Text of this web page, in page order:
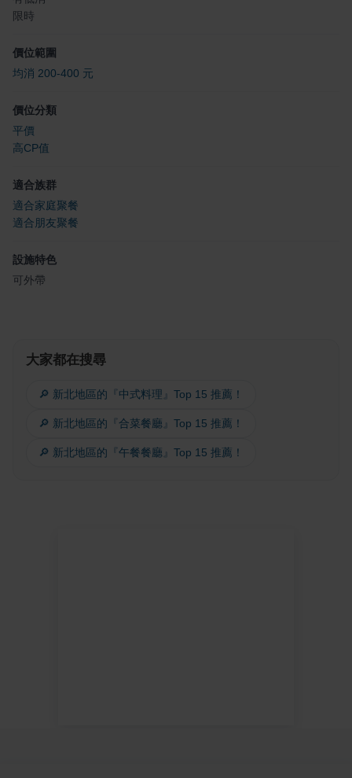
限時
價位範圍
均消 200-400 元
價位分類
平價
高CP值
適合族群
適合家庭聚餐
適合朋友聚餐
設施特色
可外帶
大家都在搜尋
🔎 新北地區的『中式料理』Top 15 推薦！
🔎 新北地區的『合菜餐廳』Top 15 推薦！
🔎 新北地區的『午餐餐廳』Top 15 推薦！